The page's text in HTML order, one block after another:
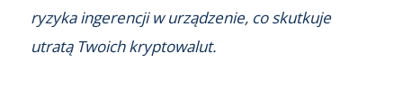
ryzyka ingerencji w urządzenie, co skutkuje
utratą Twoich kryptowalut.